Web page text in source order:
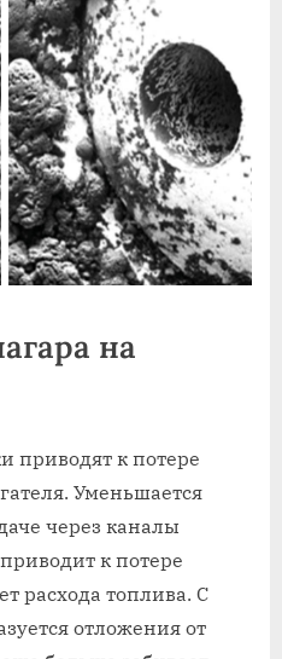
на
приводят к потере
Уменьшается
через каналы
к потере
расхода топлива. С
отложения от